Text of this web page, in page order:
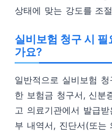
상태에 맞는 강도를 조
실비보험 청구 시
가요?
일반적으로 실비보험
한 보험금 청구서, 신분
고 의료기관에서 발급
부 내역서, 진단서(또는